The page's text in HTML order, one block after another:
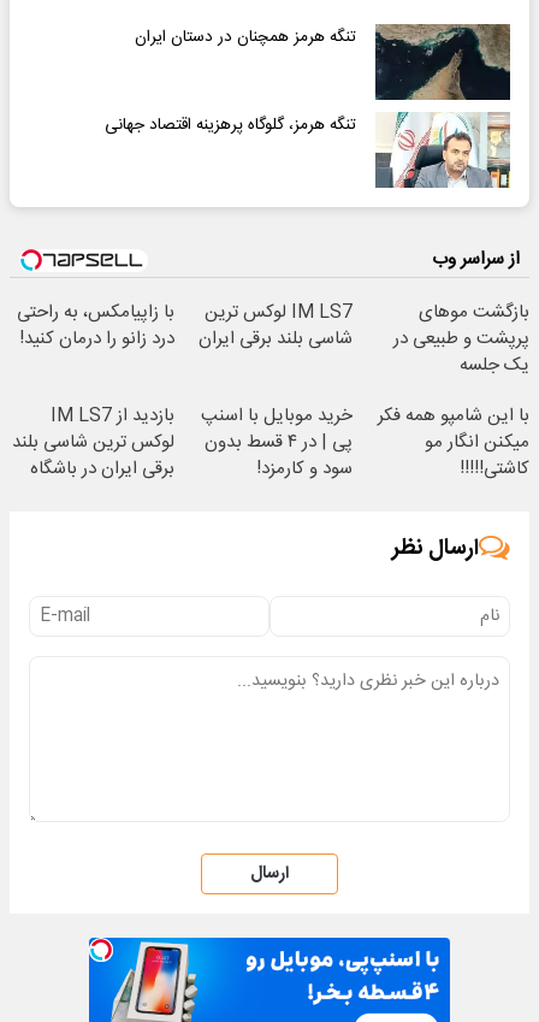
تنگه هرمز همچنان در دستان ایران
تنگه هرمز، گلوگاه پرهزینه اقتصاد جهانی
از سراسر وب
بازگشت موهای
پرپشت و طبیعی در
یک جلسه
IM LS7 لوکس ترین
شاسی بلند برقی ایران
با زاپیامکس، به راحتی
درد زانو را درمان کنید!
با این شامپو همه فکر
میکنن انگار مو
کاشتی!!!!!
خرید موبایل با اسنپ
پی | در ۴ قسط بدون
سود و کارمزد!
بازدید از IM LS7
لوکس ترین شاسی بلند
برقی ایران در باشگاه
ارسال نظر
ارسال